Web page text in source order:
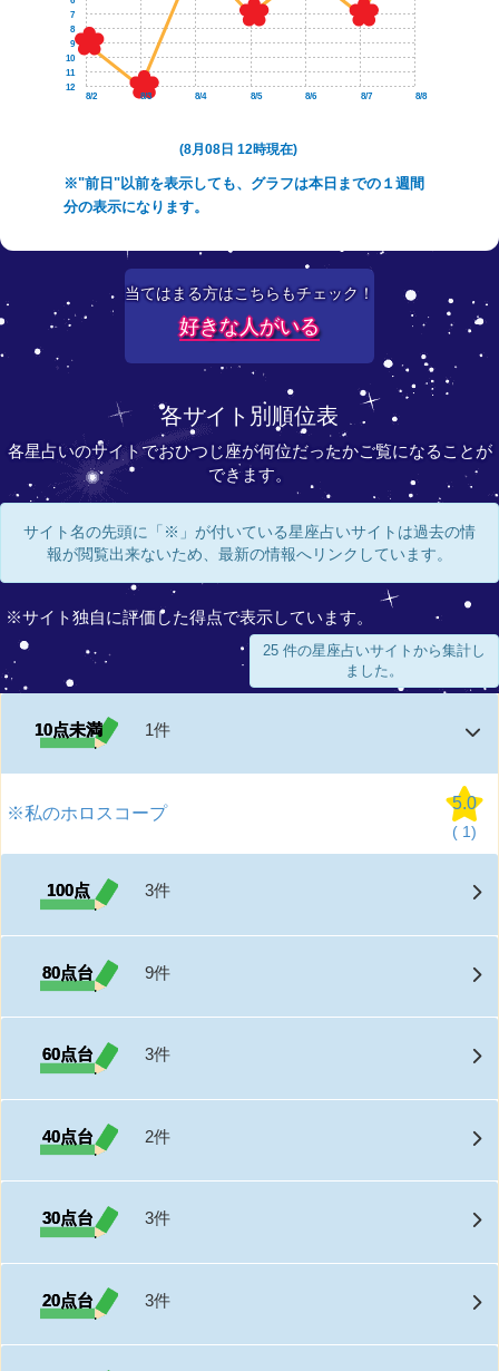
8/2 8/3 8/4 8/5 8/6 8/7 8/8
12
11
10
9
8
7
(8月08日 12時現在)
※"前日"以前を表示しても、グラフは本日までの１週間
分の表示になります。
当てはまる方はこちらもチェック！
好きな人がいる
各サイト別順位表
各星占いのサイトでおひつじ座が何位だったかご覧になることが
できます。
サイト名の先頭に「※」が付いている星座占いサイトは過去の情
報が閲覧出来ないため、最新の情報へリンクしています。
※サイト独自に評価した得点で表示しています。
25 件の星座占いサイトから集計し
ました。
10点未満 1件
※私のホロスコープ
5.0
( 1)
100点 3件
80点台 9件
60点台 3件
40点台 2件
30点台 3件
20点台 3件